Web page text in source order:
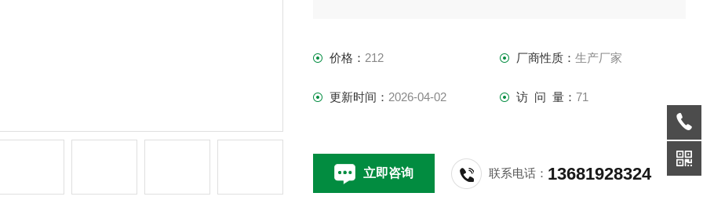
价格： 212 厂商性质： 生产厂家
更新时间： 2026-04-02 访 问 量： 71
立即咨询 联系电话： 13681928324